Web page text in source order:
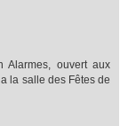
Alarmes, ouvert aux
la salle des Fêtes de